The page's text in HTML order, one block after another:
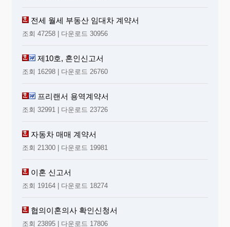
전세 월세 부동산 임대차 계약서
조회 47258 | 다운로드 30956
제10호, 혼인신고서
조회 16298 | 다운로드 26760
프리랜서 용역계약서
조회 32991 | 다운로드 23726
자동차 매매 계약서
조회 21300 | 다운로드 19981
이혼 신고서
조회 19164 | 다운로드 18274
협의이혼의사 확인신청서
조회 23895 | 다운로드 17806